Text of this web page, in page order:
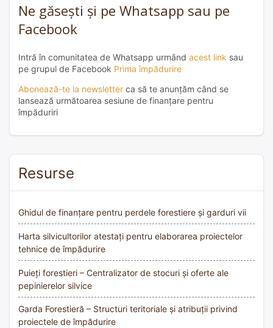
Ne găsești și pe Whatsapp sau pe
Facebook
Intră în comunitatea de Whatsapp urmând acest link sau
pe grupul de Facebook Prima împădurire
Abonează-te la newsletter ca să te anunțăm când se
lansează următoarea sesiune de finanțare pentru
împăduriri
Resurse
Ghidul de finanțare pentru perdele forestiere și garduri vii
Harta silvicultorilor atestați pentru elaborarea proiectelor
tehnice de împădurire
Puieți forestieri – Centralizator de stocuri și oferte ale
pepinierelor silvice
Garda Forestieră – Structuri teritoriale și atribuții privind
proiectele de împădurire